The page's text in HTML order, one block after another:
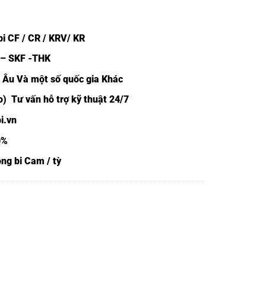
CF / CR / KRV/ KR
SKF -THK
Và một số quốc gia Khác
Tư vấn hỗ trợ kỹ thuật 24/7
bi Cam / tỳ